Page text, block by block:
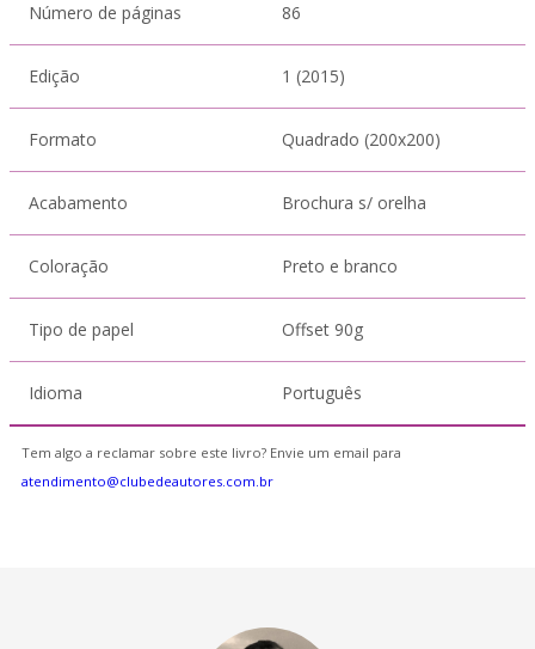
Número de páginas 86
Edição 1 (2015)
Formato Quadrado (200x200)
Acabamento Brochura s/ orelha
Coloração Preto e branco
Tipo de papel Offset 90g
Idioma Português
Tem algo a reclamar sobre este livro? Envie um email para
atendimento@clubedeautores.com.br